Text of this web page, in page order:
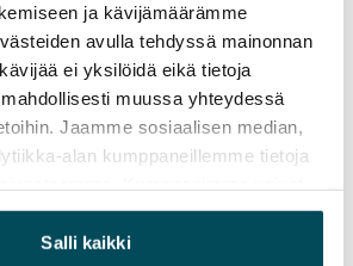
ja kävijämäärämme
avulla tehdyssä mainonnan
ei yksilöidä eikä tietoja
muussa yhteydessä
Jaamme sosiaalisen median,
alan kumppaneillemme tietoja
muihin tietoihin, joita olet antanut
kun olet käyttänyt heidän
Salli kaikki